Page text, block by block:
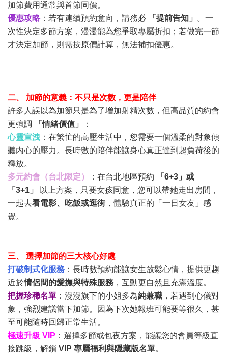
加節費用通常與首節同價。
優惠攻略：若有連續預約意向，請務必 「提前告知」
。一
次性決定多節方案，漫漫能為您爭取專屬折扣；若做完一節
才決定加節，則需按原價計算，無法補扣優惠。
二、 加節的意義：不只是次數，更是陪伴
許多人誤以為加節只是為了增加射精次數，但高品質的約會
更強調
「情緒價值」
：
心靈宣洩 ：在繁忙的高壓生活中，您需要一個溫柔的對象傾
聽內心的壓力。長時數的陪伴能讓身心真正達到超負荷後的
釋放。
多元約會（台北限定）
：在台北地區預約
「6+3」或
「3+1」
以上方案，只要女孩同意，您可以帶她走出房間，
一起去看電影、吃飯或逛街，體驗真正的「一日女友」感
覺。
三、 選擇加節的三大核心好處
打破制式化服務 ：長時數預約能讓女生放鬆心情，提供更趨
近於情侶間的愛撫與特殊服務 ，互動更自然且充滿溫度。
把握珍稀名單 ：漫漫旗下的小姐多為純兼職 ，若遇到心儀對
象，強烈建議當下加節。因為下次她報班可能要等很久，甚
至可能隨時回歸正常生活。
極速升級 VIP ：選擇多節或包夜方案，能讓您的會員等級直
接跳級，解鎖 VIP 專屬福利與隱藏版名單。